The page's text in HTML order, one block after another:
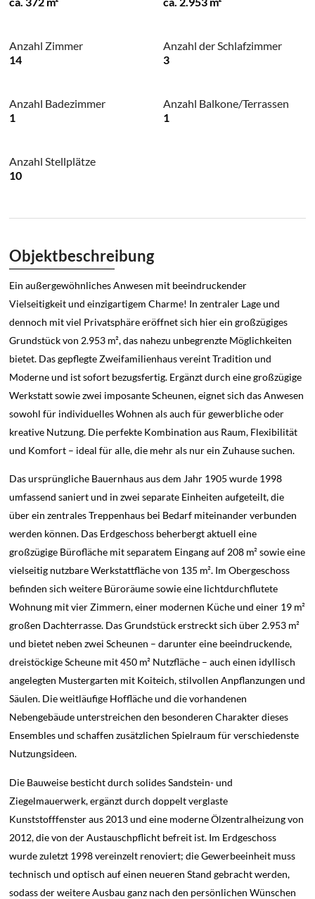
Anzahl Zimmer
14
Anzahl der Schlafzimmer
3
Anzahl Badezimmer
1
Anzahl Balkone/Terrassen
1
Anzahl Stellplätze
10
Objektbeschreibung
Ein außergewöhnliches Anwesen mit beeindruckender
Vielseitigkeit und einzigartigem Charme! In zentraler Lage und
dennoch mit viel Privatsphäre eröffnet sich hier ein großzügiges
Grundstück von 2.953 m², das nahezu unbegrenzte Möglichkeiten
bietet. Das gepflegte Zweifamilienhaus vereint Tradition und
Moderne und ist sofort bezugsfertig. Ergänzt durch eine großzügige
Werkstatt sowie zwei imposante Scheunen, eignet sich das Anwesen
sowohl für individuelles Wohnen als auch für gewerbliche oder
kreative Nutzung. Die perfekte Kombination aus Raum, Flexibilität
und Komfort – ideal für alle, die mehr als nur ein Zuhause suchen.
Das ursprüngliche Bauernhaus aus dem Jahr 1905 wurde 1998
umfassend saniert und in zwei separate Einheiten aufgeteilt, die
über ein zentrales Treppenhaus bei Bedarf miteinander verbunden
werden können. Das Erdgeschoss beherbergt aktuell eine
großzügige Bürofläche mit separatem Eingang auf 208 m² sowie eine
vielseitig nutzbare Werkstattfläche von 135 m². Im Obergeschoss
befinden sich weitere Büroräume sowie eine lichtdurchflutete
Wohnung mit vier Zimmern, einer modernen Küche und einer 19 m²
großen Dachterrasse. Das Grundstück erstreckt sich über 2.953 m²
und bietet neben zwei Scheunen – darunter eine beeindruckende,
dreistöckige Scheune mit 450 m² Nutzfläche – auch einen idyllisch
angelegten Mustergarten mit Koiteich, stilvollen Anpflanzungen und
Säulen. Die weitläufige Hoffläche und die vorhandenen
Nebengebäude unterstreichen den besonderen Charakter dieses
Ensembles und schaffen zusätzlichen Spielraum für verschiedenste
Nutzungsideen.
Die Bauweise besticht durch solides Sandstein- und
Ziegelmauerwerk, ergänzt durch doppelt verglaste
Kunststofffenster aus 2013 und eine moderne Ölzentralheizung von
2012, die von der Austauschpflicht befreit ist. Im Erdgeschoss
wurde zuletzt 1998 vereinzelt renoviert; die Gewerbeeinheit muss
technisch und optisch auf einen neueren Stand gebracht werden,
sodass der weitere Ausbau ganz nach den persönlichen Wünschen